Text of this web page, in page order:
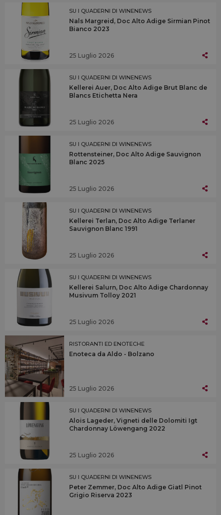
SU I QUADERNI DI WINENEWS
Nals Margreid, Doc Alto Adige Sirmian Pinot
Bianco 2023
25 Luglio 2026
SU I QUADERNI DI WINENEWS
Kellerei Auer, Doc Alto Adige Brut Blanc de
Blancs Etichetta Nera
25 Luglio 2026
SU I QUADERNI DI WINENEWS
Rottensteiner, Doc Alto Adige Sauvignon
Blanc 2025
25 Luglio 2026
SU I QUADERNI DI WINENEWS
Kellerei Terlan, Doc Alto Adige Terlaner
Sauvignon Blanc 1991
25 Luglio 2026
SU I QUADERNI DI WINENEWS
Kellerei Salurn, Doc Alto Adige Chardonnay
Musivum Tolloy 2021
25 Luglio 2026
RISTORANTI ED ENOTECHE
Enoteca da Aldo - Bolzano
25 Luglio 2026
SU I QUADERNI DI WINENEWS
Alois Lageder, Vigneti delle Dolomiti Igt
Chardonnay Löwengang 2022
25 Luglio 2026
SU I QUADERNI DI WINENEWS
Peter Zemmer, Doc Alto Adige Giatl Pinot
Grigio Riserva 2023